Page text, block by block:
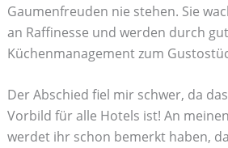
Gaumenfreuden nie stehen. Sie
an Raffinesse und werden durch
Küchenmanagement zum
Der Abschied fiel mir schwer, da
Vorbild für alle Hotels ist! An
werdet ihr schon bemerkt haben,